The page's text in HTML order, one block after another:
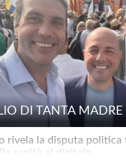
DI TANTA MADRE
rivela la disputa politica
sanità al digitale..